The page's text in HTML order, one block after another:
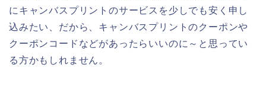
にキャンバスプリントのサービスを少しでも安く申し
込みたい、だから、キャンバスプリントのクーポンや
クーポンコードなどがあったらいいのに～と思ってい
る方かもしれません。